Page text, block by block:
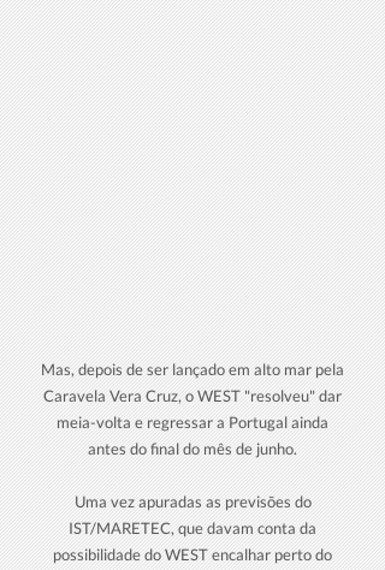
Mas, depois de ser lançado em alto mar pela
Caravela Vera Cruz, o WEST "resolveu" dar
meia-volta e regressar a Portugal ainda
antes do final do mês de junho.
Uma vez apuradas as previsões do
IST/MARETEC, que davam conta da
possibilidade do WEST encalhar perto do